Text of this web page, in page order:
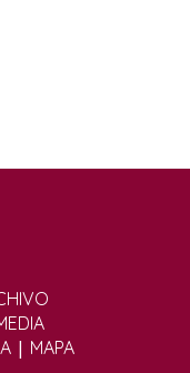
| MAPA